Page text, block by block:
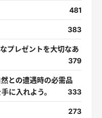
481
383
プレゼントを大切なあ
379
との遭遇時の必需品
に入れよう。
333
273